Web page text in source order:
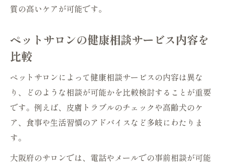
質の高いケアが可能です。
ペットサロンの健康相談サービス内容を
比較
ペットサロンによって健康相談サービスの内容は異な
り、どのような相談が可能かを比較検討することが重要
です。例えば、皮膚トラブルのチェックや高齢犬のケ
ア、食事や生活習慣のアドバイスなど多岐にわたりま
す。
大阪府のサロンでは、電話やメールでの事前相談が可能